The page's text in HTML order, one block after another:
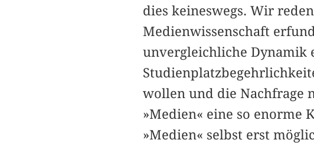
dies keineswegs. Wir
Medienwissenschaft
unvergleichliche Dynamik
wollen und die Nachfrage
»Medien« eine so enorme
»Medien« selbst erst